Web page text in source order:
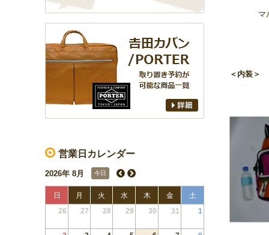
営業日カレンダー
2026年 8月 今日
日 月 火 水 木 金
土
26
27 28 29 30 31 1
マルチ
＜内装＞